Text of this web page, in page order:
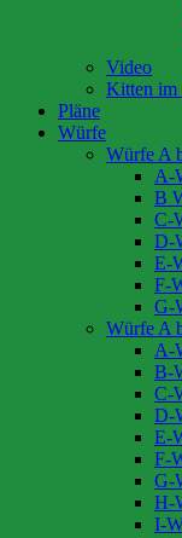
Video
Kitten im
Pläne
Würfe
Würfe A
A-
B
C-
D-
E-
F-
G-
Würfe A
A-
B-
C-
D-
E-
F-
G-
H-
I-